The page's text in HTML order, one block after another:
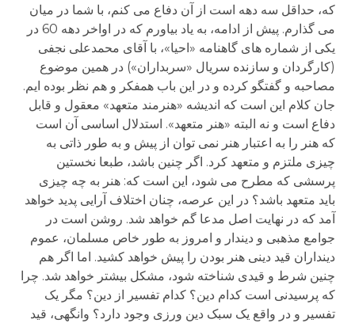
که، حداقل سه دهه است از آن دفاع می کنم، با شما در میان
می گذارم. پیش از ادامه، به یاد بیاورم که در اواخر دهه 60 در
یکی از شماره های گاهنامه «احیا»، با آقای محمدعلی نجفی
(کارگردان و سازنده سریال «سربداران») در همین موضوع
مصاحبه و گفتگو کرده و در این باب همفکر و هم نظر بوده ایم.
جان کلام این است که اندیشه «هنرمند متعهد» معقول و قابل
دفاع است و نه البته «هنر متعهد». استدلال اساسی آن است
که هنر را به اعتبار هنر نمی توان از پیش و به طور ذاتی به
چیزی ملتزم و متعهد کرد. اگر چنین باشد، طبعا نخستین
پرسشی که مطرح می شود، این است که: هنر به چه چیزی
باید متعهد باشد؟ در این عرصه، چنان اختلاف آرایی پدید خواهد
آمد که در نهایت اصل مدعا گم خواهد شد. روشن است در
جوامع مذهبی و دیندار و امروز به طور خاص مسلمان، عموم
دینداران قید دینی هنر بودن را پیش خواهد کشید. اما اگر هم
چنین شرط و قیدی شناخته شود، مشکل بیشتر خواهد شد. چرا
که پرسیدنی است کدام دین؟ کدام تفسیر از دین؟ مگر یک
تفسیر و در واقع یک سبک دین ورزی وجود دارد؟ وانگهی، قید